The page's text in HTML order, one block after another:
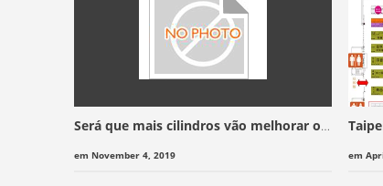
Será que mais cilindros vão melhorar o
em November 4, 2019 em